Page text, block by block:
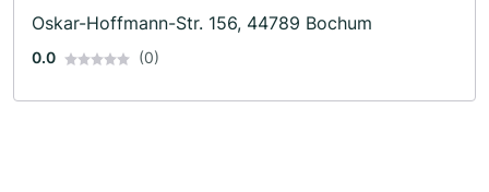
Oskar-Hoffmann-Str. 156, 44789 Bochum
0.0 (0)